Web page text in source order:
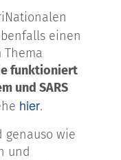
einen
Thema
funktioniert
und SARS
hier.
genauso wie
und